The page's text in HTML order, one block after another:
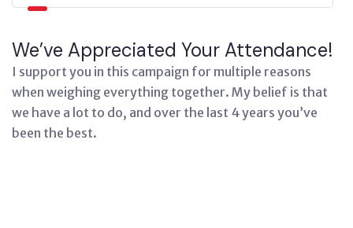
We’ve Appreciated Your Attendance!
I support you in this campaign for multiple reasons
when weighing everything together. My belief is that
we have a lot to do, and over the last 4 years you’ve
been the best.